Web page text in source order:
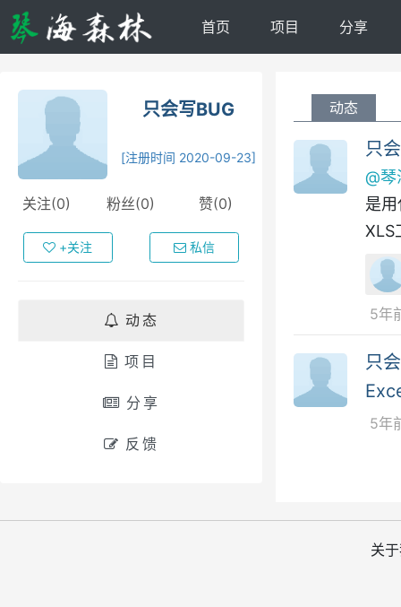
首页 项目 分享
只会写BUG
[注册时间 2020-09-23]
关注(0) 粉丝(0) 赞(0)
+关注 私信
动态
项目
分享
反馈
动态
只
@琴
是
XLS
5年
只
5年
关